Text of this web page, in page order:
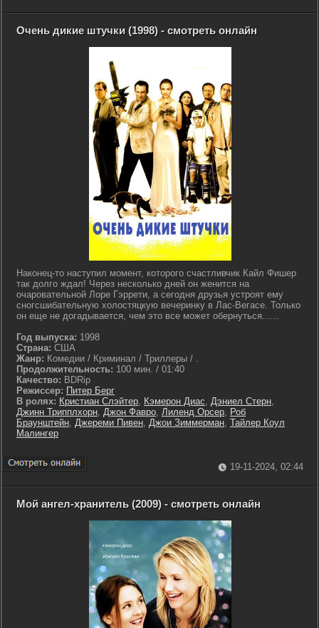
Очень дикие штучки (1998) - смотреть онлайн
Наконец-то наступил момент, которого счастливчик Кайл Фишер
так долго ждал! Через несколько дней он женится на
очаровательной Лоре Гэррети, а сегодня друзья устроят ему
сногсшибательную холостяцкую вечеринку в Лас-Вегасе. Только
он еще не догадывается, чем это все может обернуться......
Год выпуска: 1998
Страна: США
Жанр: Комедии / Криминал / Триллеры / .
Продолжительность: 100 мин. / 01:40
Качество: BDRip
Режиссер: Питер Берг
В ролях: Кристиан Слэйтер, Кэмерон Диас, Дэниел Стерн,
Джинн Трипплхорн, Джон Фавро, Лиленд Орсер, Роб
Браунштейн, Джереми Пивен, Джои Зиммерман, Тайлер Коул
Малингер
19-11-2024, 02:44
Мой ангел-хранитель (2009) - смотреть онлайн